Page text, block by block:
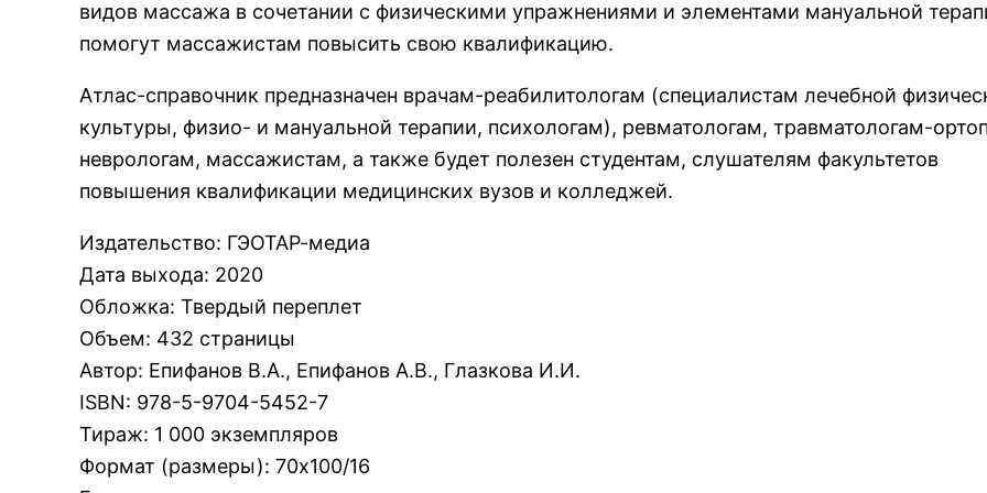
видов массажа в сочетании с физическими упражнениями и элементами мануальной
помогут массажистам повысить свою квалификацию.
Атлас-справочник предназначен врачам-реабилитологам (специалистам лечебной
культуры, физио- и мануальной терапии, психологам), ревматологам, травматологам-
неврологам, массажистам, а также будет полезен студентам, слушателям факультетов
повышения квалификации медицинских вузов и колледжей.
Издательство: ГЭОТАР-медиа
Дата выхода: 2020
Обложка: Твердый переплет
Объем: 432 страницы
Автор: Епифанов В.А., Епифанов А.В., Глазкова И.И.
ISBN: 978-5-9704-5452-7
Тираж: 1 000 экземпляров
Формат (размеры): 70х100/16